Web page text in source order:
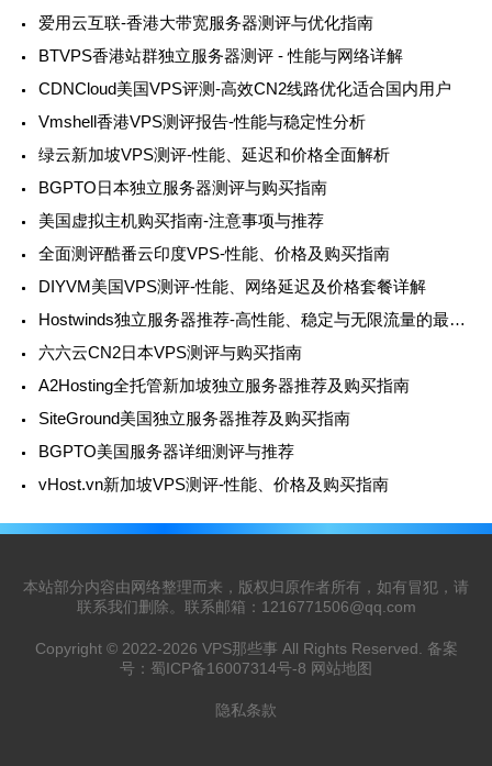
爱用云互联-香港大带宽服务器测评与优化指南
BTVPS香港站群独立服务器测评 - 性能与网络详解
CDNCloud美国VPS评测-高效CN2线路优化适合国内用户
Vmshell香港VPS测评报告-性能与稳定性分析
绿云新加坡VPS测评-性能、延迟和价格全面解析
BGPTO日本独立服务器测评与购买指南
美国虚拟主机购买指南-注意事项与推荐
全面测评酷番云印度VPS-性能、价格及购买指南
DIYVM美国VPS测评-性能、网络延迟及价格套餐详解
Hostwinds独立服务器推荐-高性能、稳定与无限流量的最佳选择
六六云CN2日本VPS测评与购买指南
A2Hosting全托管新加坡独立服务器推荐及购买指南
SiteGround美国独立服务器推荐及购买指南
BGPTO美国服务器详细测评与推荐
vHost.vn新加坡VPS测评-性能、价格及购买指南
本站部分内容由网络整理而来，版权归原作者所有，如有冒犯，请
联系我们删除。联系邮箱： 1216771506@qq.com
Copyright © 2022-2026 VPS那些事 All Rights Reserved. 备案
号： 蜀ICP备16007314号-8 网站地图
隐私条款